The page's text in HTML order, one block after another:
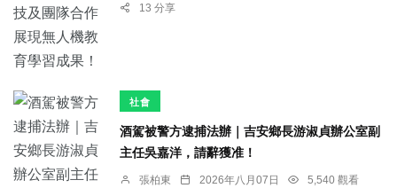
13 分享
社會
酒駕被警方逮捕法辦｜吉安鄉長游淑貞辦公室副
主任吳嘉洋，請辭獲准！
張柏東 2026年八月07日
5,540 觀看